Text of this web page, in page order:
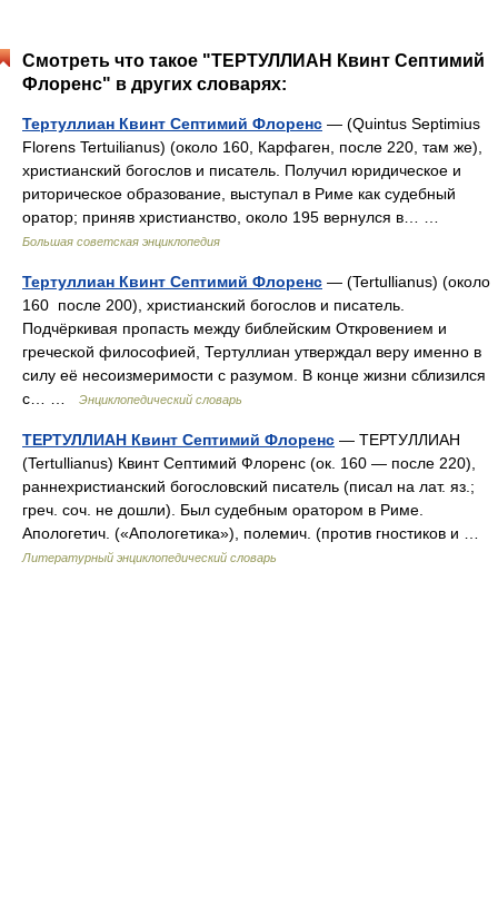
Смотреть что такое "ТЕРТУЛЛИАН Квинт Септимий
Флоренс" в других словарях:
Тертуллиан Квинт Септимий Флоренс — (Quintus Septimius
Florens Tertuilianus) (около 160, Карфаген, после 220, там же),
христианский богослов и писатель. Получил юридическое и
риторическое образование, выступал в Риме как судебный
оратор; приняв христианство, около 195 вернулся в… …
Большая советская энциклопедия
Тертуллиан Квинт Септимий Флоренс — (Tertullianus) (около
160 после 200), христианский богослов и писатель.
Подчёркивая пропасть между библейским Откровением и
греческой философией, Тертуллиан утверждал веру именно в
силу её несоизмеримости с разумом. В конце жизни сблизился
с… …
Энциклопедический словарь
ТЕРТУЛЛИАН Квинт Септимий Флоренс — ТЕРТУЛЛИАН
(Tertullianus) Квинт Септимий Флоренс (ок. 160 — после 220),
раннехристианский богословский писатель (писал на лат. яз.;
греч. соч. не дошли). Был судебным оратором в Риме.
Апологетич. («Апологетика»), полемич. (против гностиков и …
Литературный энциклопедический словарь